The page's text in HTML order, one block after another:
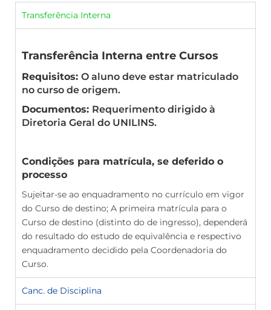
Transferência Interna
Transferência Interna entre Cursos
Requisitos: O aluno deve estar matriculado
no curso de origem.
Documentos: Requerimento dirigido à
Diretoria Geral do UNILINS.
Condições para matrícula, se deferido o
processo
Sujeitar-se ao enquadramento no currículo em vigor
do Curso de destino; A primeira matrícula para o
Curso de destino (distinto do de ingresso), dependerá
do resultado do estudo de equivalência e respectivo
enquadramento decidido pela Coordenadoria do
Curso.
Canc. de Disciplina